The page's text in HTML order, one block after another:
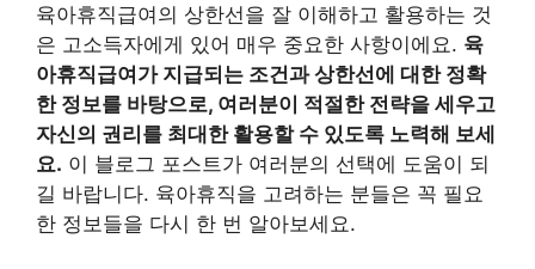
육아휴직급여의 상한선을 잘 이해하고 활용하는 것
은 고소득자에게 있어 매우 중요한 사항이에요. 육
아휴직급여가 지급되는 조건과 상한선에 대한 정확
한 정보를 바탕으로, 여러분이 적절한 전략을 세우고
자신의 권리를 최대한 활용할 수 있도록 노력해 보세
요. 이 블로그 포스트가 여러분의 선택에 도움이 되
길 바랍니다. 육아휴직을 고려하는 분들은 꼭 필요
한 정보들을 다시 한 번 알아보세요.